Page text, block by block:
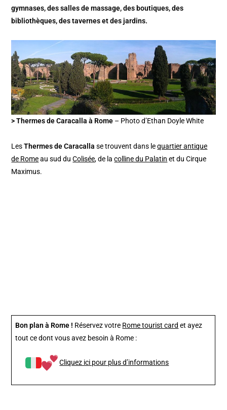
gymnases, des salles de massage, des boutiques, des
bibliothèques, des tavernes et des jardins.
> Thermes de Caracalla à Rome – Photo d’Ethan Doyle White
LesThermes de Caracalla se trouvent dans lequartier antique
de Romeau sud duColisée, de lacolline du Palatin et du Cirque
Maximus.
Bon plan à Rome ! Réservez votre Rome tourist card et ayez
tout ce dont vous avez besoin à Rome :
Cliquez ici pour plus d’informations